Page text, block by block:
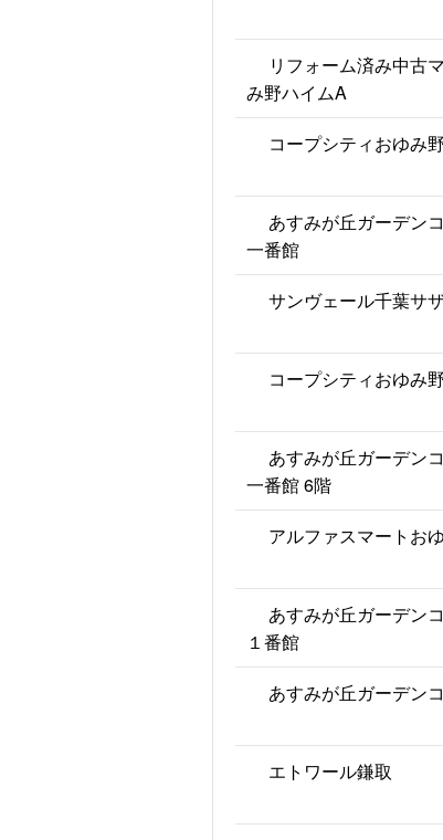
リフォーム済み中古
み野ハイムA
コープシティおゆみ
あすみが丘ガーデン
一番館
サンヴェール千葉サ
コープシティおゆみ
あすみが丘ガーデン
一番館 6階
アルファスマートお
あすみが丘ガーデン
１番館
あすみが丘ガーデン
エトワール鎌取